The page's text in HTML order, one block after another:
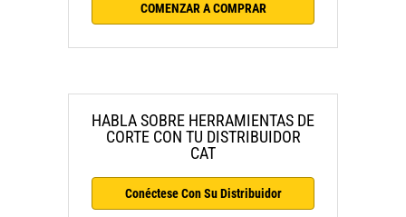
COMENZAR A COMPRAR
HABLA SOBRE HERRAMIENTAS DE
CORTE CON TU DISTRIBUIDOR
CAT
Conéctese Con Su Distribuidor